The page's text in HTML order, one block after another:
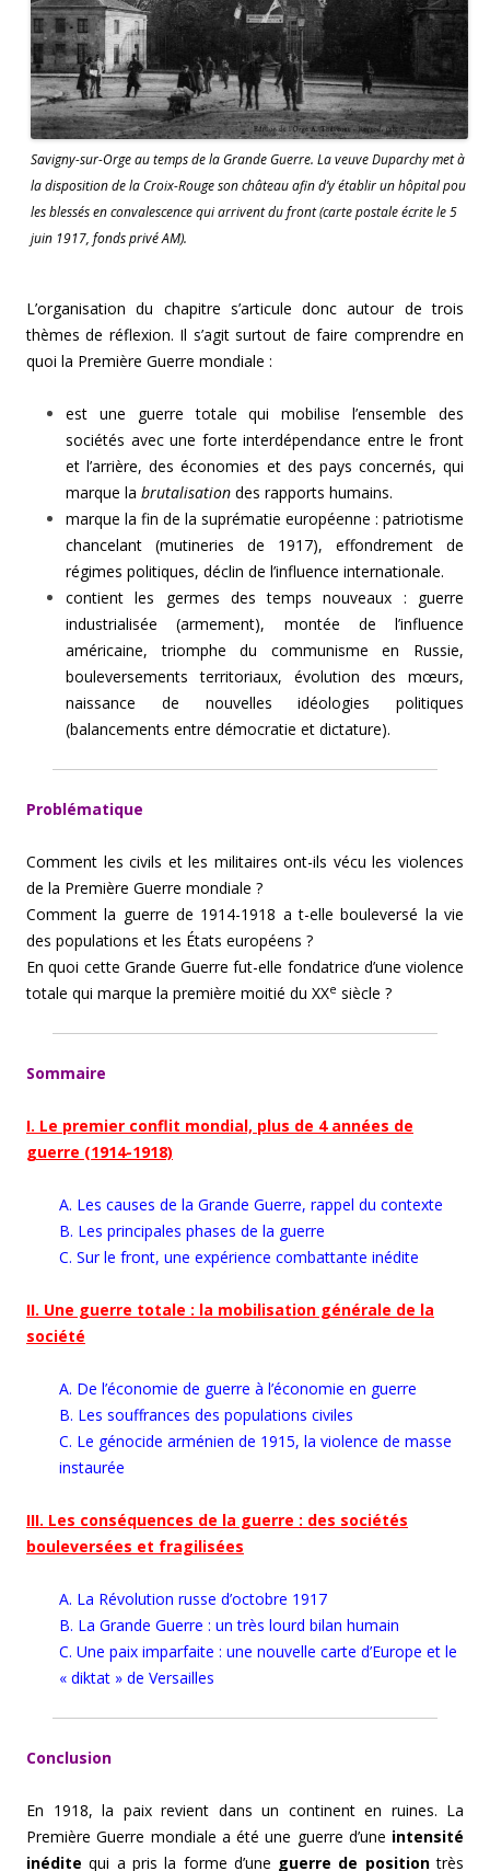
Savigny-sur-Orge au temps de la Grande Guerre. La veuve Duparchy met à
la disposition de la Croix-Rouge son château afin d’y établir un hôpital pou
les blessés en convalescence qui arrivent du front (carte postale écrite le 5
juin 1917, fonds privé AM).
L’organisation du chapitre s’articule donc autour de trois
thèmes de réflexion. Il s’agit surtout de faire comprendre en
quoi la Première Guerre mondiale :
est une guerre totale qui mobilise l’ensemble des
sociétés avec une forte interdépendance entre le front
et l’arrière, des économies et des pays concernés, qui
marque la brutalisation des rapports humains.
marque la fin de la suprématie européenne : patriotisme
chancelant (mutineries de 1917), effondrement de
régimes politiques, déclin de l’influence internationale.
contient les germes des temps nouveaux : guerre
industrialisée (armement), montée de l’influence
américaine, triomphe du communisme en Russie,
bouleversements territoriaux, évolution des mœurs,
naissance de nouvelles idéologies politiques
(balancements entre démocratie et dictature).
Problématique
Comment les civils et les militaires ont-ils vécu les violences
de la Première Guerre mondiale ?
Comment la guerre de 1914-1918 a t-elle bouleversé la vie
des populations et les États européens ?
En quoi cette Grande Guerre fut-elle fondatrice d’une violence
totale qui marque la première moitié du XXe siècle ?
Sommaire
I. Le premier conflit mondial, plus de 4 années de
guerre (1914-1918)
A. Les causes de la Grande Guerre, rappel du contexte
B. Les principales phases de la guerre
C. Sur le front, une expérience combattante inédite
II. Une guerre totale : la mobilisation générale de la
société
A. De l’économie de guerre à l’économie en guerre
B. Les souffrances des populations civiles
C. Le génocide arménien de 1915, la violence de masse
instaurée
III. Les conséquences de la guerre : des sociétés
bouleversées et fragilisées
A. La Révolution russe d’octobre 1917
B. La Grande Guerre : un très lourd bilan humain
C. Une paix imparfaite : une nouvelle carte d’Europe et le
« diktat » de Versailles
Conclusion
En 1918, la paix revient dans un continent en ruines. La
Première Guerre mondiale a été une guerre d’une intensité
inédite qui a pris la forme d’une guerre de positiontrès